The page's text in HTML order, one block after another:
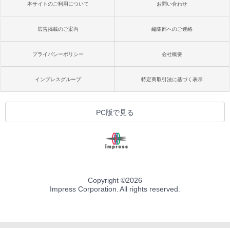
本サイトのご利用について お問い合わせ
広告掲載のご案内 編集部へのご連絡
プライバシーポリシー 会社概要
インプレスグループ 特定商取引法に基づく表示
PC版で見る
Copyright ©2026
Impress Corporation. All rights reserved.